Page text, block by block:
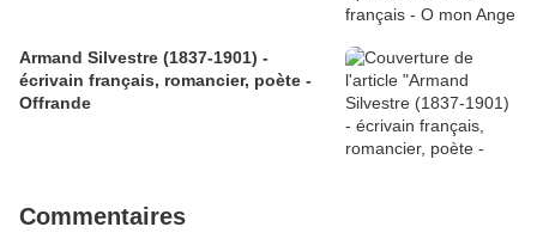
Armand Silvestre (1837-1901) -
écrivain français, romancier, poète -
Offrande
Commentaires